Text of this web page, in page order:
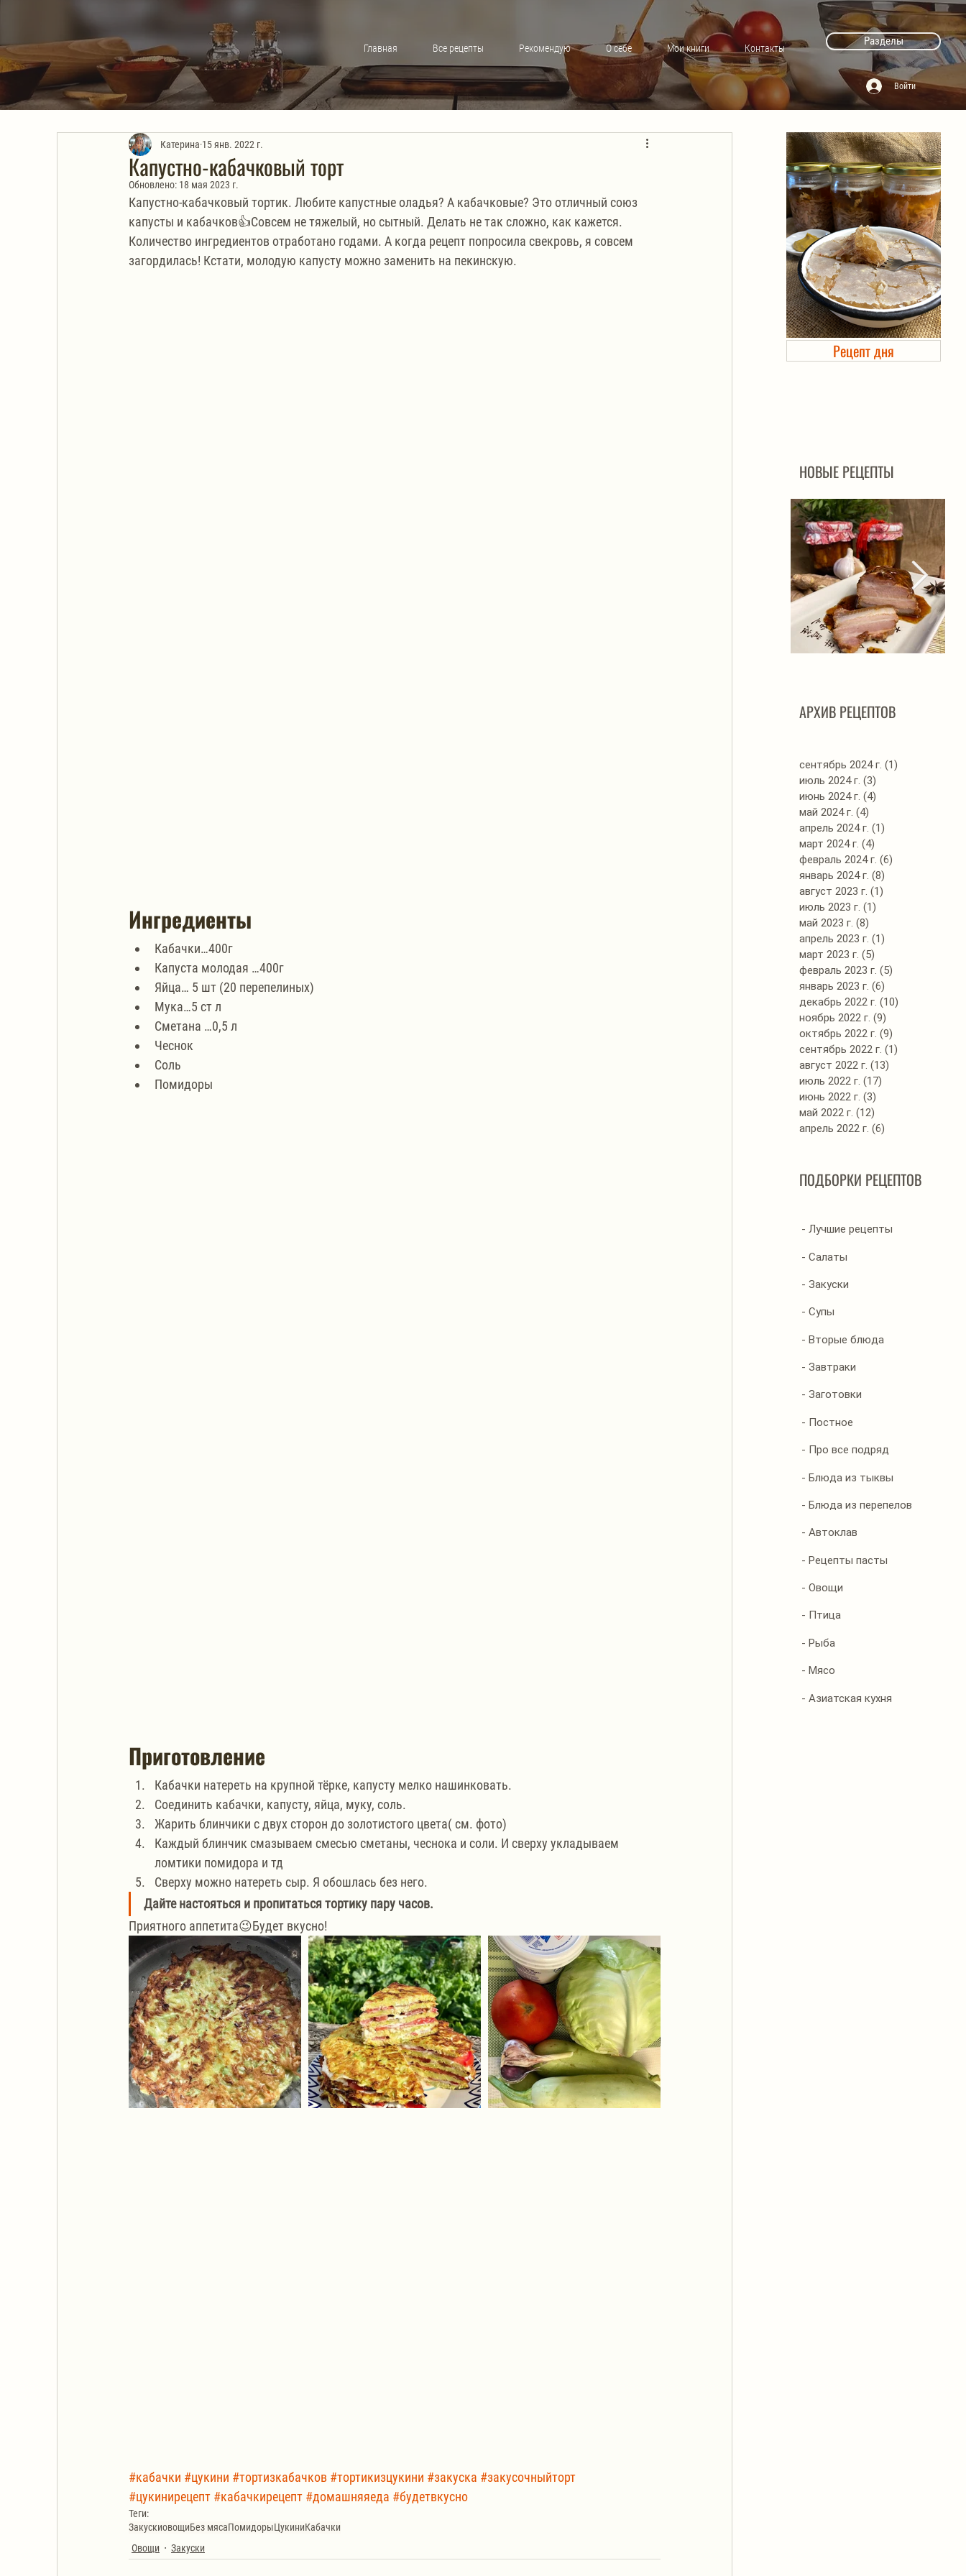
Главная Все рецепты Рекомендую О себе Мои книги Контакты
Разделы
Войти
Капустно-кабачковый торт
Катерина 15 янв. 2022 г.
Обновлено: 18 мая 2023 г.
Капустно-кабачковый тортик. Любите капустные оладья? А кабачковые? Это отличный союз
капусты и кабачков👍Совсем не тяжелый, но сытный. Делать не так сложно, как кажется.
Количество ингредиентов отработано годами. А когда рецепт попросила свекровь, я совсем
загордилась! Кстати, молодую капусту можно заменить на пекинскую.
Ингредиенты
Кабачки…400г
Капуста молодая …400г
Яйца… 5 шт (20 перепелиных)
Мука…5 ст л
Сметана …0,5 л
Чеснок
Соль
Помидоры
Приготовление
Кабачки натереть на крупной тёрке, капусту мелко нашинковать.
Соединить кабачки, капусту, яйца, муку, соль.
Жарить блинчики с двух сторон до золотистого цвета( см. фото)
Каждый блинчик смазываем смесью сметаны, чеснока и соли. И сверху укладываем
ломтики помидора и тд
Сверху можно натереть сыр. Я обошлась без него.
Дайте настояться и пропитаться тортику пару часов.
Приятного аппетита😉Будет вкусно!
#кабачки #цукини #тортизкабачков #тортикизцукини #закуска #закусочныйторт
#цукинирецепт #кабачкирецепт #домашняяеда #будетвкусно
Теги:
ЗакускиовощиБез мясаПомидорыЦукиниКабачки
Овощи
Закуски
Холодец в банке. Автоклав
Рецепт дня
НОВЫЕ РЕЦЕПТЫ
соусе
АРХИВ РЕЦЕПТОВ
сентябрь 2024 г. (1)
июль 2024 г. (3)
июнь 2024 г. (4)
май 2024 г. (4)
апрель 2024 г. (1)
март 2024 г. (4)
февраль 2024 г. (6)
январь 2024 г. (8)
август 2023 г. (1)
июль 2023 г. (1)
май 2023 г. (8)
апрель 2023 г. (1)
март 2023 г. (5)
февраль 2023 г. (5)
январь 2023 г. (6)
декабрь 2022 г. (10)
ноябрь 2022 г. (9)
октябрь 2022 г. (9)
сентябрь 2022 г. (1)
август 2022 г. (13)
июль 2022 г. (17)
июнь 2022 г. (3)
май 2022 г. (12)
апрель 2022 г. (6)
ПОДБОРКИ РЕЦЕПТОВ
- Лучшие рецепты
- Салаты
- Закуски
- Супы
- Вторые блюда
- Завтраки
- Заготовки
- Постное
- Про все подряд
- Блюда из тыквы
- Блюда из перепелов
- Автоклав
- Рецепты пасты
- Овощи
- Птица
- Рыба
- Мясо
- Азиатская кухня